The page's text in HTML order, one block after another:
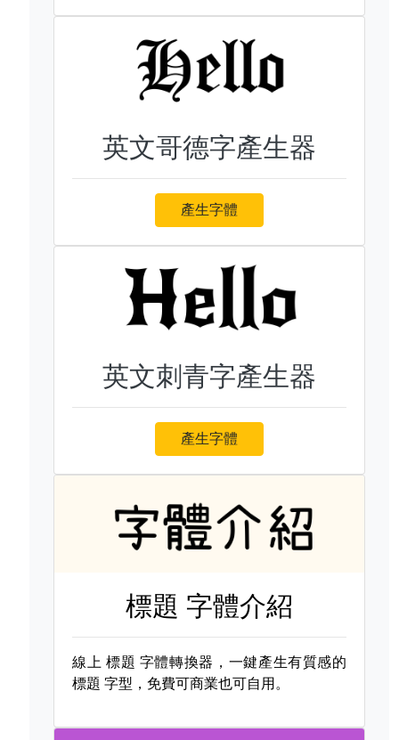
英文哥德字產生器
產生字體
英文刺青字產生器
產生字體
標題 字體介紹
線上 標題 字體轉換器，一鍵產生有質感的
標題 字型，免費可商業也可自用。